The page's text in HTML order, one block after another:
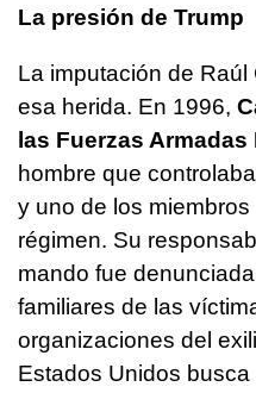
La presión de Trump
La imputación de
esa herida. En 1996,
las Fuerzas
hombre que
y uno de los
régimen. Su
mando fue
familiares de las
organizaciones del
Estados Unidos